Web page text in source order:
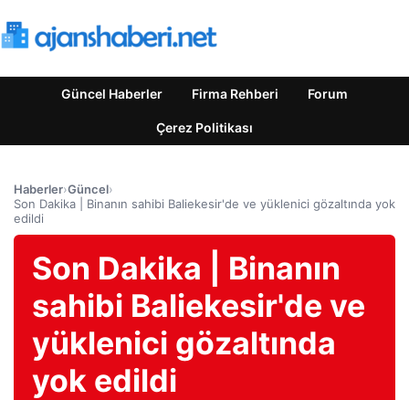
Güncel Haberler Firma Rehberi Forum
Çerez Politikası
Haberler›Güncel›
Son Dakika | Binanın sahibi Baliekesir'de ve yüklenici gözaltında yok
edildi
Son Dakika | Binanın
sahibi Baliekesir'de ve
yüklenici gözaltında
yok edildi